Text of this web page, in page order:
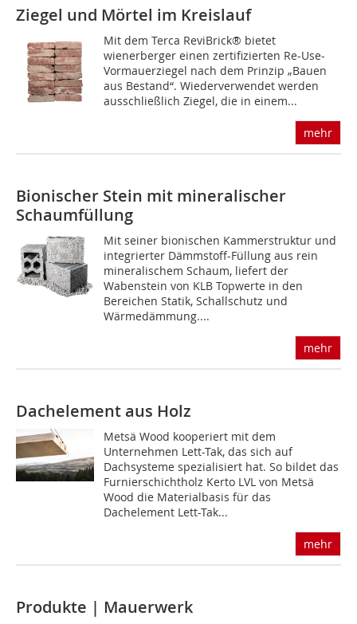
Ziegel und Mörtel im Kreislauf
Mit dem Terca ReviBrick® bietet
wienerberger einen zertifizierten Re-Use-
Vormauerziegel nach dem Prinzip „Bauen
aus Bestand“. Wiederverwendet werden
ausschließlich Ziegel, die in einem...
mehr
Bionischer Stein mit mineralischer
Schaumfüllung
Mit seiner bionischen Kammerstruktur und
integrierter Dämmstoff-Füllung aus rein
mineralischem Schaum, liefert der
Wabenstein von KLB Topwerte in den
Bereichen Statik, Schallschutz und
Wärmedämmung....
mehr
Dachelement aus Holz
Metsä Wood kooperiert mit dem
Unternehmen Lett-Tak, das sich auf
Dachsysteme spezialisiert hat. So bildet das
Furnierschichtholz Kerto LVL von Metsä
Wood die Materialbasis für das
Dachelement Lett-Tak...
mehr
Produkte | Mauerwerk